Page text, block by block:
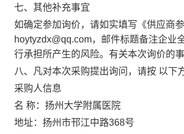
七、其他补充事宜
如确定参加询价，请如实填写《供应商
hoytyzdx@qq.com，邮件标题备注企业
行承担所产生的风险。有关本次询价的
八、凡对本次采购提出询问，请按 以下
采购人信息
名 称：扬州大学附属
地址：扬州市邗江中路368